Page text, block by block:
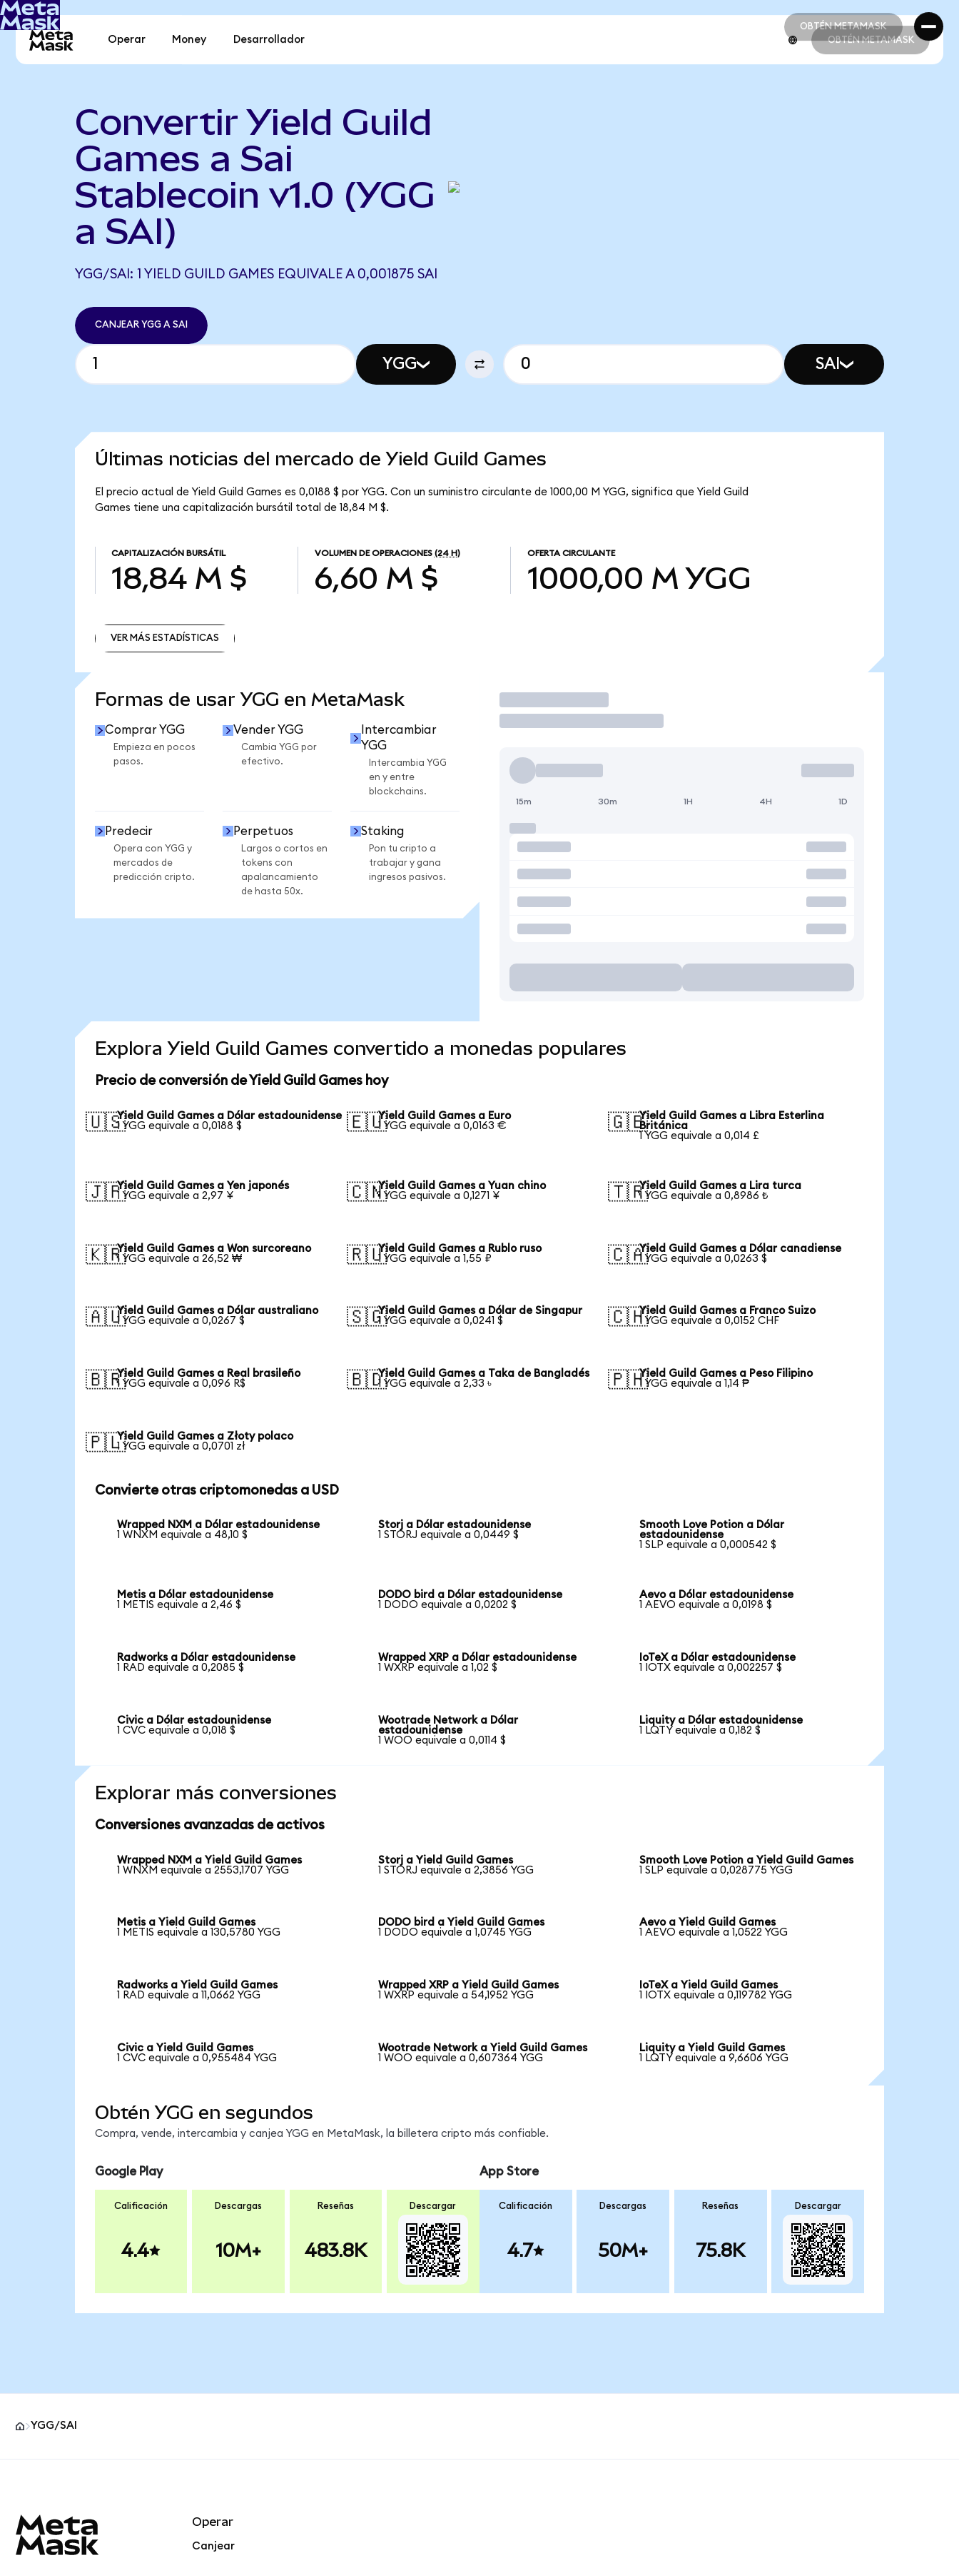
OBTÉN METAMASK
OBTÉN METAMASK
Operar Money Desarrollador OBTÉN METAMASK
Convertir Yield Guild
Games a Sai
Stablecoin v1.0 (YGG
a SAI)
YGG/SAI: 1 YIELD GUILD GAMES EQUIVALE A 0,001875 SAI
CANJEAR YGG A SAI
YGG SAI
Últimas noticias del mercado de Yield Guild Games
El precio actual de Yield Guild Games es 0,0188 $ por YGG. Con un suministro circulante de 1000,00 M YGG, significa que Yield Guild
Games tiene una capitalización bursátil total de 18,84 M $.
CAPITALIZACIÓN BURSÁTIL
18,84 M $
VOLUMEN DE OPERACIONES (24 H)
6,60 M $
OFERTA CIRCULANTE
1000,00 M YGG
VER MÁS ESTADÍSTICAS
Formas de usar YGG en MetaMask
Comprar YGG
Empieza en pocos
pasos.
Vender YGG
Cambia YGG por
efectivo.
Intercambiar
YGG
Intercambia YGG
en y entre
blockchains.
Predecir
Opera con YGG y
mercados de
predicción cripto.
Perpetuos
Largos o cortos en
tokens con
apalancamiento
de hasta 50x.
Staking
Pon tu cripto a
trabajar y gana
ingresos pasivos.
Operar
15m 30m 1H 4H 1D
Explora Yield Guild Games convertido a monedas populares
Precio de conversión de Yield Guild Games hoy
🇺🇸Yield Guild Games a Dólar estadounidense
1 YGG equivale a 0,0188 $
🇪🇺Yield Guild Games a Euro
1 YGG equivale a 0,0163 €
🇬🇧Yield Guild Games a Libra Esterlina
Británica
1 YGG equivale a 0,014 £
🇯🇵Yield Guild Games a Yen japonés
1 YGG equivale a 2,97 ¥
🇨🇳Yield Guild Games a Yuan chino
1 YGG equivale a 0,1271 ¥
🇹🇷Yield Guild Games a Lira turca
1 YGG equivale a 0,8986 ₺
🇰🇷Yield Guild Games a Won surcoreano
1 YGG equivale a 26,52 ₩
🇷🇺Yield Guild Games a Rublo ruso
1 YGG equivale a 1,55 ₽
🇨🇦Yield Guild Games a Dólar canadiense
1 YGG equivale a 0,0263 $
🇦🇺Yield Guild Games a Dólar australiano
1 YGG equivale a 0,0267 $
🇸🇬Yield Guild Games a Dólar de Singapur
1 YGG equivale a 0,0241 $
🇨🇭Yield Guild Games a Franco Suizo
1 YGG equivale a 0,0152 CHF
🇧🇷Yield Guild Games a Real brasileño
1 YGG equivale a 0,096 R$
🇧🇩Yield Guild Games a Taka de Bangladés
1 YGG equivale a 2,33 ৳
🇵🇭Yield Guild Games a Peso Filipino
1 YGG equivale a 1,14 ₱
🇵🇱Yield Guild Games a Złoty polaco
1 YGG equivale a 0,0701 zł
Convierte otras criptomonedas a USD
Wrapped NXM a Dólar estadounidense
1 WNXM equivale a 48,10 $
Storj a Dólar estadounidense
1 STORJ equivale a 0,0449 $
Smooth Love Potion a Dólar
estadounidense
1 SLP equivale a 0,000542 $
Metis a Dólar estadounidense
1 METIS equivale a 2,46 $
DODO bird a Dólar estadounidense
1 DODO equivale a 0,0202 $
Aevo a Dólar estadounidense
1 AEVO equivale a 0,0198 $
Radworks a Dólar estadounidense
1 RAD equivale a 0,2085 $
Wrapped XRP a Dólar estadounidense
1 WXRP equivale a 1,02 $
IoTeX a Dólar estadounidense
1 IOTX equivale a 0,002257 $
Civic a Dólar estadounidense
1 CVC equivale a 0,018 $
Wootrade Network a Dólar
estadounidense
1 WOO equivale a 0,0114 $
Liquity a Dólar estadounidense
1 LQTY equivale a 0,182 $
Explorar más conversiones
Conversiones avanzadas de activos
Wrapped NXM a Yield Guild Games
1 WNXM equivale a 2553,1707 YGG
Storj a Yield Guild Games
1 STORJ equivale a 2,3856 YGG
Smooth Love Potion a Yield Guild Games
1 SLP equivale a 0,028775 YGG
Metis a Yield Guild Games
1 METIS equivale a 130,5780 YGG
DODO bird a Yield Guild Games
1 DODO equivale a 1,0745 YGG
Aevo a Yield Guild Games
1 AEVO equivale a 1,0522 YGG
Radworks a Yield Guild Games
1 RAD equivale a 11,0662 YGG
Wrapped XRP a Yield Guild Games
1 WXRP equivale a 54,1952 YGG
IoTeX a Yield Guild Games
1 IOTX equivale a 0,119782 YGG
Civic a Yield Guild Games
1 CVC equivale a 0,955484 YGG
Wootrade Network a Yield Guild Games
1 WOO equivale a 0,607364 YGG
Liquity a Yield Guild Games
1 LQTY equivale a 9,6606 YGG
Obtén YGG en segundos
Compra, vende, intercambia y canjea YGG en MetaMask, la billetera cripto más confiable.
Google Play
Calificación
4.4
Descargas
10M+
Reseñas
483.8K
Descargar
App Store
Calificación
4.7
Descargas
50M+
Reseñas
75.8K
Descargar
YGG/SAI
Operar
Canjear